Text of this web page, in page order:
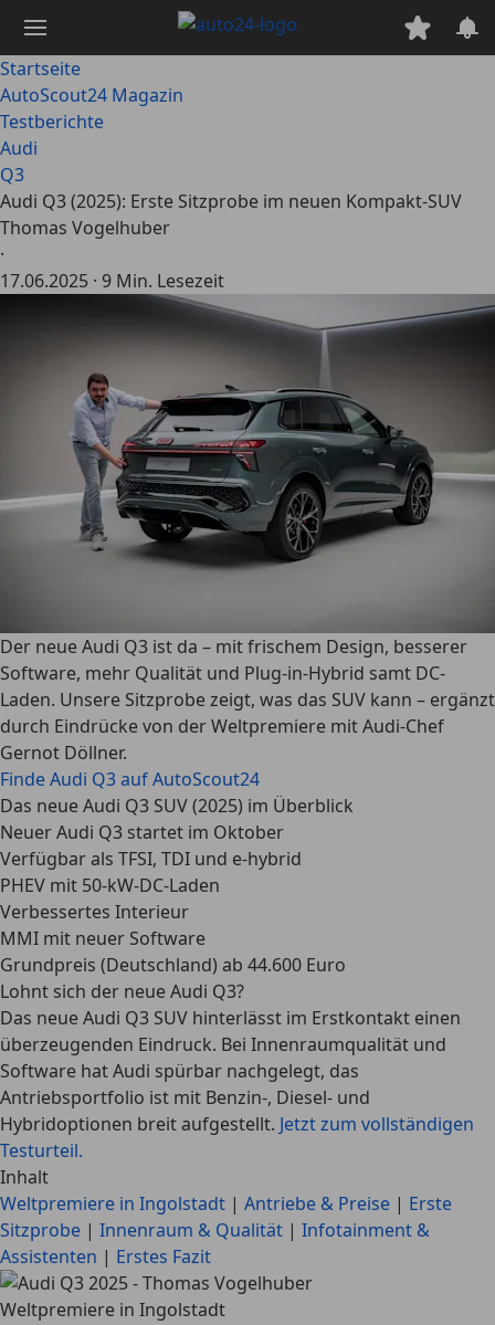
Hauptinhalt
springen
Startseite
AutoScout24 Magazin
Testberichte
Audi
Q3
Audi Q3 (2025): Erste Sitzprobe im neuen Kompakt-SUV
Thomas Vogelhuber
·
17.06.2025 · 9 Min. Lesezeit
Der neue Audi Q3 ist da – mit frischem Design, besserer
Software, mehr Qualität und Plug-in-Hybrid samt DC-
Laden. Unsere Sitzprobe zeigt, was das SUV kann – ergänzt
durch Eindrücke von der Weltpremiere mit Audi-Chef
Gernot Döllner.
Finde Audi Q3 auf AutoScout24
Das neue Audi Q3 SUV (2025) im Überblick
Neuer Audi Q3 startet im Oktober
Verfügbar als TFSI, TDI und e-hybrid
PHEV mit 50-kW-DC-Laden
Verbessertes Interieur
MMI mit neuer Software
Grundpreis (Deutschland) ab 44.600 Euro
Lohnt sich der neue Audi Q3?
Das neue Audi Q3 SUV hinterlässt im Erstkontakt einen
überzeugenden Eindruck. Bei Innenraumqualität und
Software hat Audi spürbar nachgelegt, das
Antriebsportfolio ist mit Benzin-, Diesel- und
Hybridoptionen breit aufgestellt. Jetzt zum vollständigen
Testurteil.
Inhalt
Weltpremiere in Ingolstadt | Antriebe & Preise | Erste
Sitzprobe | Innenraum & Qualität | Infotainment &
Assistenten | Erstes Fazit
Weltpremiere in Ingolstadt